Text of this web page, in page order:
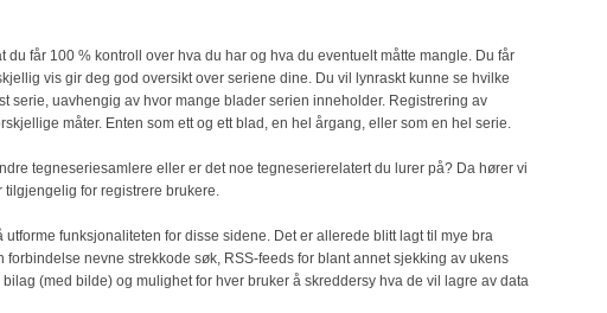
du får 100 % kontroll over hva du har og hva du eventuelt måtte mangle. Du får
vis gir deg god oversikt over seriene dine. Du vil lynraskt kunne se hvilke
serie, uavhengig av hvor mange blader serien inneholder. Registrering av
måter. Enten som ett og ett blad, en hel årgang, eller som en hel serie.
tegneseriesamlere eller er det noe tegneserierelatert du lurer på? Da hører vi
tilgjengelig for registrere brukere.
funksjonaliteten for disse sidene. Det er allerede blitt lagt til mye bra
nevne strekkode søk, RSS-feeds for blant annet sjekking av ukens
(med bilde) og mulighet for hver bruker å skreddersy hva de vil lagre av data